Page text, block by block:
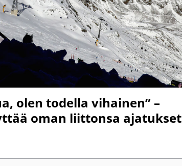
olen todella vihainen” –
oman liittonsa ajatukset